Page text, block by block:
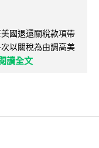
國退還關稅款項帶
以關稅為由調高美
閱讀全文